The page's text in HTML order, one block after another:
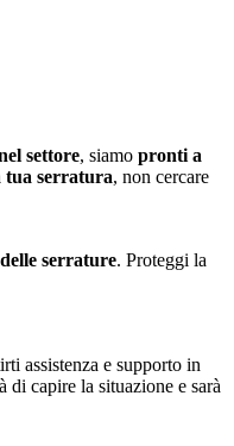
settore, siamo pronti a
tua serratura, non cercare
serrature. Proteggi la
assistenza e supporto in
di capire la situazione e sarà